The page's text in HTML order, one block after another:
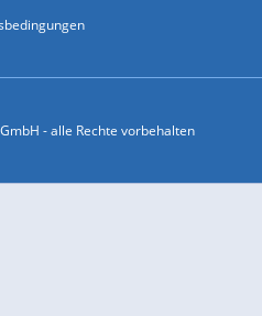
- alle Rechte vorbehalten